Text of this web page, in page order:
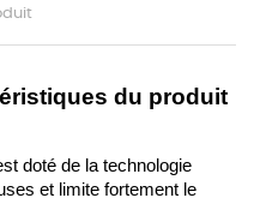
du produit
doté de la technologie
et limite fortement le